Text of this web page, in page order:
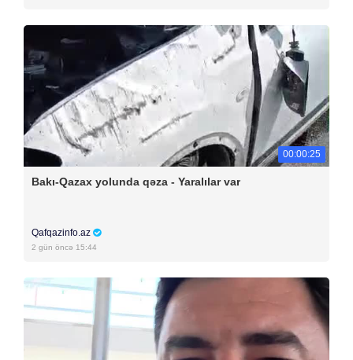
00:00:25
Bakı-Qazax yolunda qəza - Yaralılar var
Qafqazinfo.az
2 gün öncə 15:44